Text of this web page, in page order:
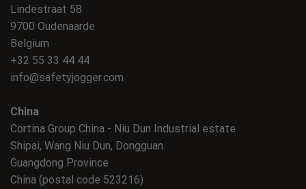
Lindestraat 58
9700 Oudenaarde
Belgium
+32 55 33 44 44
info@safetyjogger.com
China
Cortina Group China - Niu Dun Industrial estate
Shipai, Wang Niu Dun, Dongguan
Guangdong Province
China (postal code 523216)